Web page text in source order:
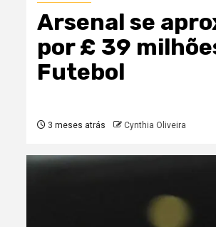
Arsenal se
por £ 39
Futebol
3 meses atrás Cynthia Oliveira